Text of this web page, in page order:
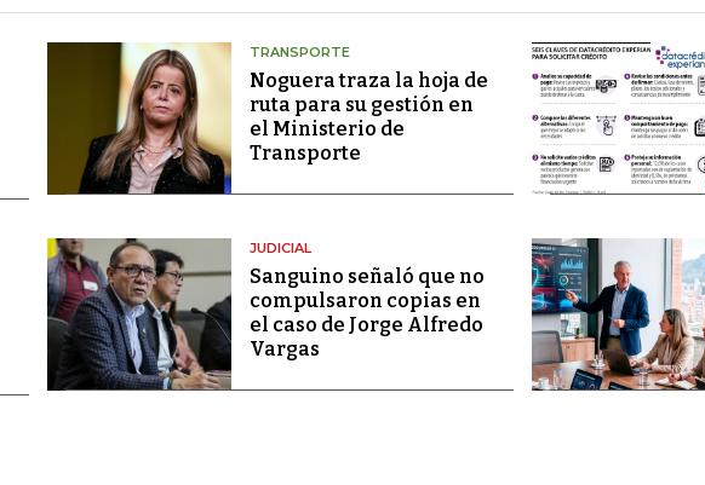
TRANSPORTE
Noguera traza la hoja de
ruta para su gestión en
el Ministerio de
Transporte
JUDICIAL
Sanguino señaló que no
compulsaron copias en
el caso de Jorge Alfredo
Vargas